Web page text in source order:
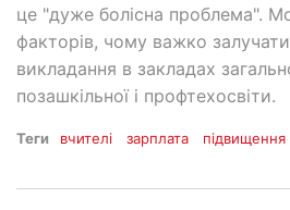
це "дуже болісна проблема".
факторів, чому важко
викладання в закладах
позашкільної і профтехосвіти.
Теги вчителі зарплата підвищення